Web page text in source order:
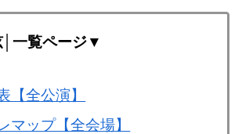
一覧ページ▼
【全公演】
マップ【全会場】